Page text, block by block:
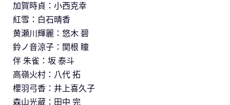
加賀時貞：小西克幸
紅雪：白石晴香
黄瀬川輝麗：悠木 碧
鈴ノ音涼子：関根 瞳
伴 朱雀：坂 泰斗
高嶺火村：八代 拓
櫻羽弓香：井上喜久子
森山光蔵：田中 完